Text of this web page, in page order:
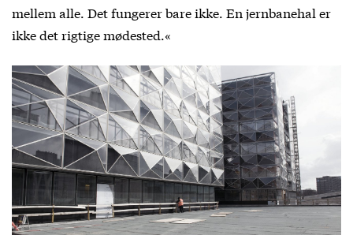
mellem alle. Det fungerer bare ikke. En jernbanehal er
ikke det rigtige mødested.«